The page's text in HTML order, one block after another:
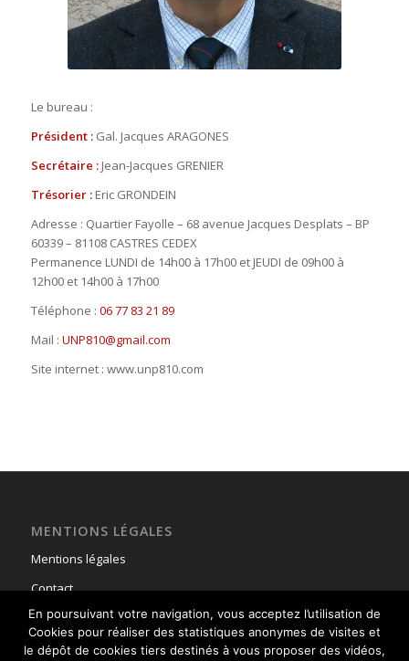
Le bureau :
Président : Gal. Jacques ARAGONES
Secrétaire : Jean-Jacques GRENIER
Trésorier : Eric GRONDEIN
Adresse : Quartier Fayolle – 68 avenue Jacques Desplats – BP
60339 – 81108 CASTRES CEDEX
Permanence LUNDI de 14h00 à 17h00 et JEUDI de 09h00 à
12h00 et 14h00 à 17h00
Téléphone : 06 77 83 21 89
Mail : UNP810@gmail.com
Site internet : www.unp810.com
MENTIONS LÉGALES
Mentions légales
Contact
En poursuivant votre navigation, vous acceptez l’utilisation de
Cookies pour réaliser des statistiques anonymes de visites et
le dépôt de cookies tiers destinés à vous proposer des vidéos,